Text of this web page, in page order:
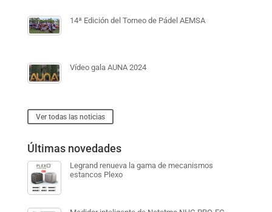
14ª Edición del Torneo de Pádel AEMSA
Vídeo gala AUNA 2024
Ver todas las noticias
Últimas novedades
Legrand renueva la gama de mecanismos
estancos Plexo